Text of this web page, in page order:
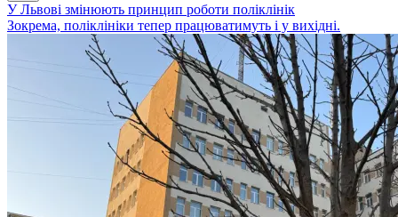
У Львові змінюють принцип роботи поліклінік
Зокрема, поліклініки тепер працюватимуть і у вихідні.